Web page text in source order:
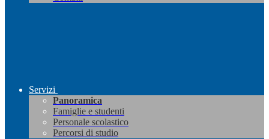
Servizi
Panoramica
Famiglie e studenti
Personale scolastico
Percorsi di studio